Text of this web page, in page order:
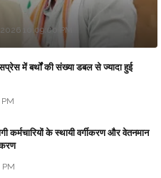
10:09:00 PM
में बर्थों की संख्या डबल से ज्यादा हुई
कर्मचारियों के स्थायी वर्गीकरण और वेतनमान